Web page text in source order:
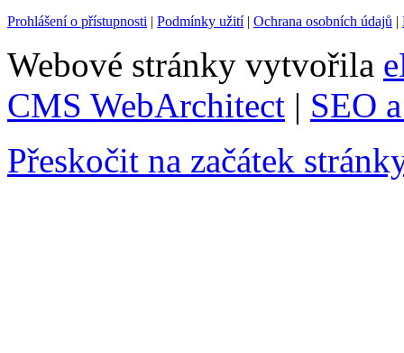
Prohlášení o přístupnosti | Podmínky užití| Ochrana osobních údajů |
Webové stránky vytvořila
CMS WebArchitect | SEO
Přeskočit na začátek